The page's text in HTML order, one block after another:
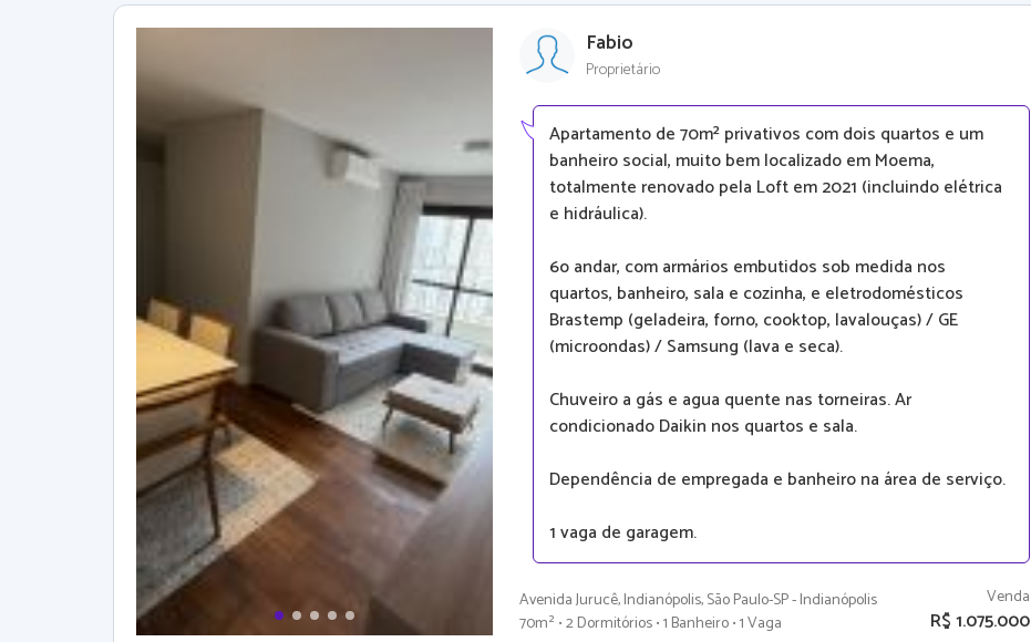
Fabio
Proprietário
Apartamento de 70m² privativos com dois quartos e um
banheiro social, muito bem localizado em Moema,
totalmente renovado pela Loft em 2021 (incluindo elétrica
e hidráulica).
6o andar, com armários embutidos sob medida nos
quartos, banheiro, sala e cozinha, e eletrodomésticos
Brastemp (geladeira, forno, cooktop, lavalouças) / GE
(microondas) / Samsung (lava e seca).
Chuveiro a gás e agua quente nas torneiras. Ar
condicionado Daikin nos quartos e sala.
Dependência de empregada e banheiro na área de serviço.
1 vaga de garagem.
Avenida Jurucê, Indianópolis, São Paulo-SP - Indianópolis
70m² • 2 Dormitórios • 1 Banheiro • 1 Vaga
Venda
R$ 1.075.000